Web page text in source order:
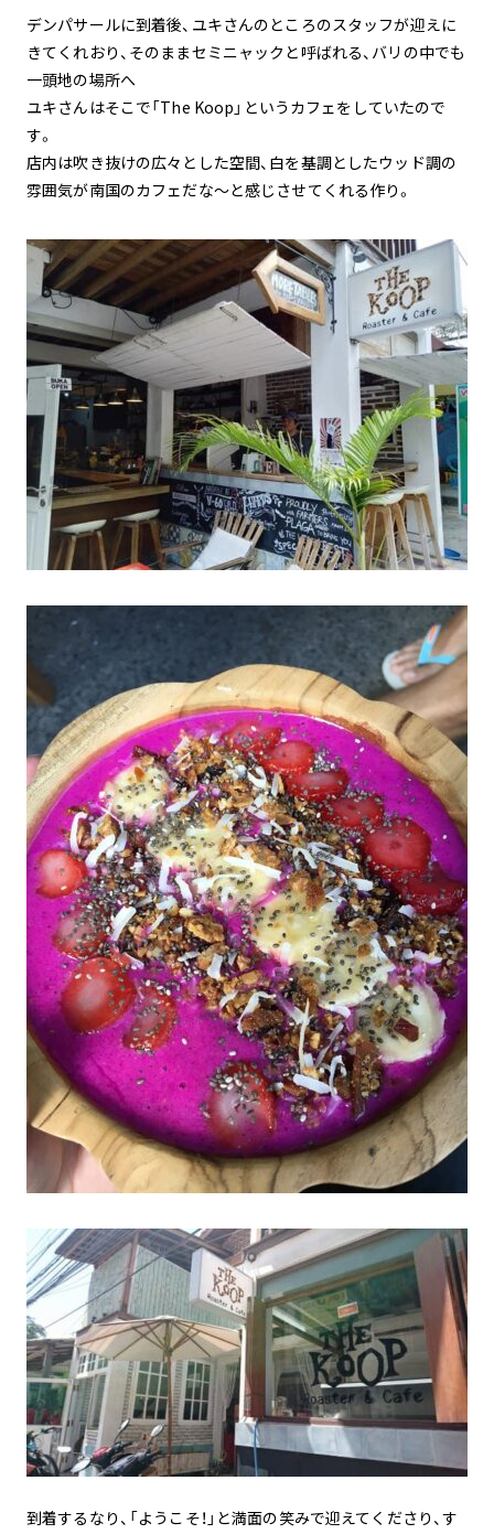
デンパサールに到着後、ユキさんのところのスタッフが迎えに
きてくれおり、そのままセミニャックと呼ばれる、バリの中でも
一頭地の場所へ
ユキさんはそこで「The Koop」というカフェをしていたので
す。
店内は吹き抜けの広々とした空間、白を基調としたウッド調の
雰囲気が南国のカフェだな〜と感じさせてくれる作り。
到着するなり、「ようこそ！」と満面の笑みで迎えてくださり、す